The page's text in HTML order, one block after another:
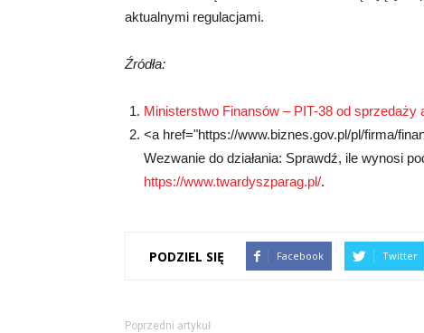
aktualnymi regulacjami.
Źródła:
Ministerstwo Finansów – PIT-38 od
<a href="https://www.biznes.gov.pl/pl/firma/
Wezwanie do działania: Sprawdź, ile wynosi
https://www.twardyszparag.pl/.
PODZIEL SIĘ Facebook Twitter
Poprzedni artykuł